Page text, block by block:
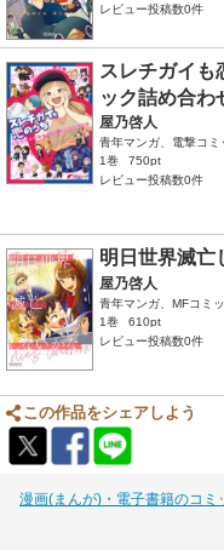
レビュー投稿数0件
スレチガイも
ック詰め合
屋乃啓人
青年マンガ、電撃コミ
1巻
750pt
レビュー投稿数0件
明日世界滅亡
屋乃啓人
青年マンガ、MFコミ
1巻
610pt
レビュー投稿数0件
この作品をシェアしよう
漫画(まんが)・電子書籍のコミ